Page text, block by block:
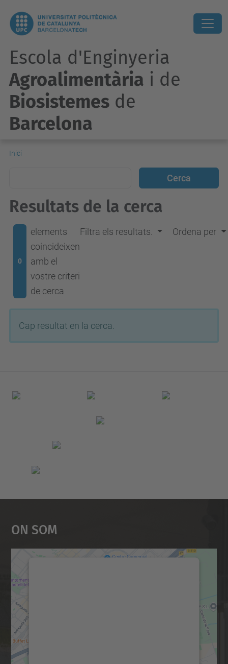
Escola d'Enginyeria
Agroalimentària i de
Biosistemes de
Barcelona
Inici
Resultats de la cerca
0
elements
coincideixen
amb el
vostre criteri
de cerca
Filtra els resultats. Ordena per
Cap resultat en la cerca.
On Som